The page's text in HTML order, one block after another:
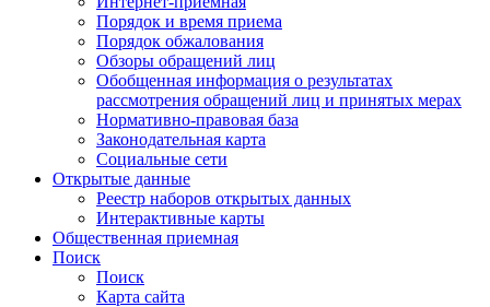
Порядок и время приема
Порядок обжалования
Обзоры обращений лиц
Обобщенная информация о результатах
рассмотрения обращений лиц и принятых мерах
Нормативно-правовая база
Законодательная карта
Социальные сети
Открытые данные
Реестр наборов открытых данных
Интерактивные карты
Общественная приемная
Поиск
Поиск
Карта сайта